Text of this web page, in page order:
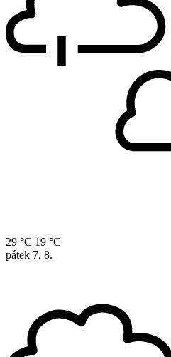
29 °C 19 °C
pátek 7. 8.